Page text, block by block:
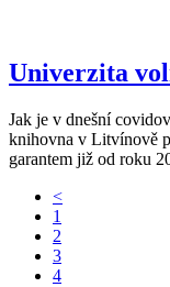
Univerzita
Jak je v dnešní
knihovna v Litvínově
garantem již od roku
<
1
2
3
4